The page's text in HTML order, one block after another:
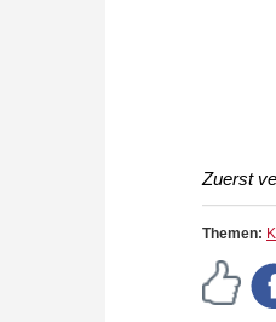
Zuerst
Themen: